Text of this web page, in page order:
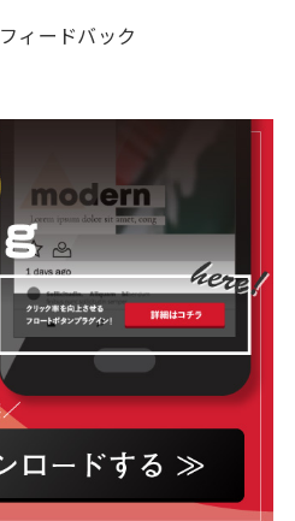
フィードバック